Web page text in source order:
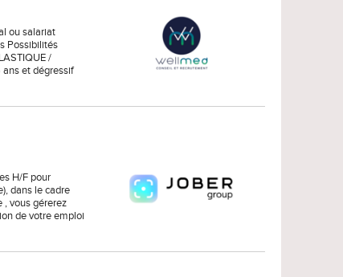
ou salariat
Possibilités
/
ans et dégressif
H/F pour
dans le cadre
, vous gérerez
de votre emploi